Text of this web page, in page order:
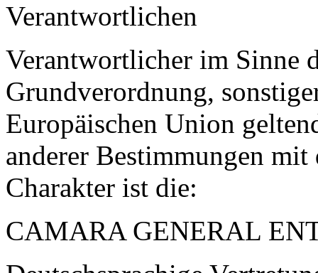
Verantwortlichen
Verantwortlicher im Sinne
Grundverordnung,
Europäischen Union
anderer Bestimmungen
Charakter ist die:
CAMARA GENERAL